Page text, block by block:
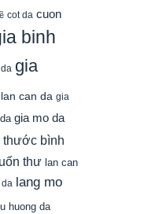
cot da cuon
binh
gia
can da gia
gia mo da
thước bình
thư lan can
lang mo
huong da